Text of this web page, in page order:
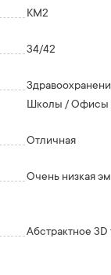
КМ2
34/42
Школы / Офисы
Отличная
Очень низкая
Абстрактное